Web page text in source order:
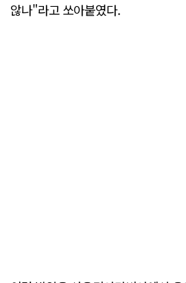
않나"라고 쏘아붙였다.